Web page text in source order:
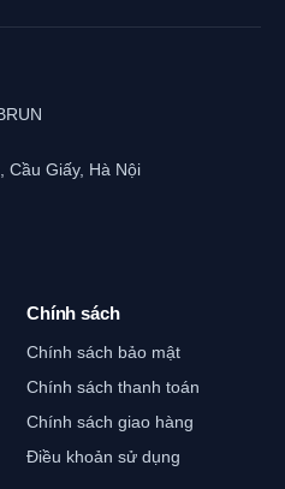
Cầu Giấy, Hà Nội
Chính sách
Chính sách bảo mật
Chính sách thanh toán
Chính sách giao hàng
Điều khoản sử dụng